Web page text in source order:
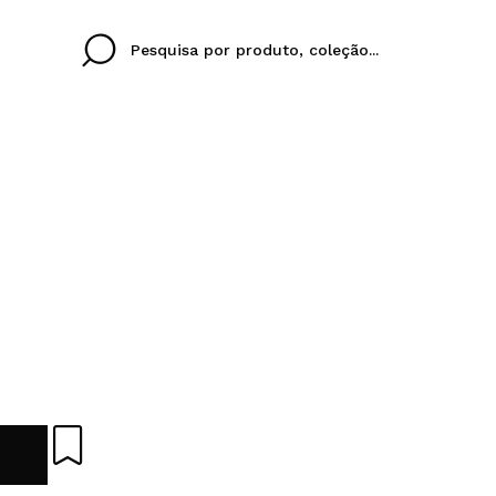
Ao criar uma conta
rapidamente, verificar
IDIOMA
colori